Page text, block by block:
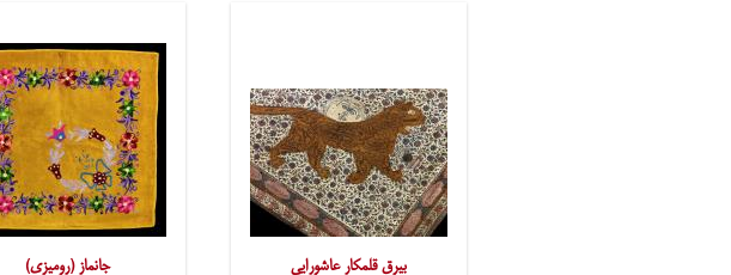
بیرق قلمکار عاشورایی جانماز (رومیزی)